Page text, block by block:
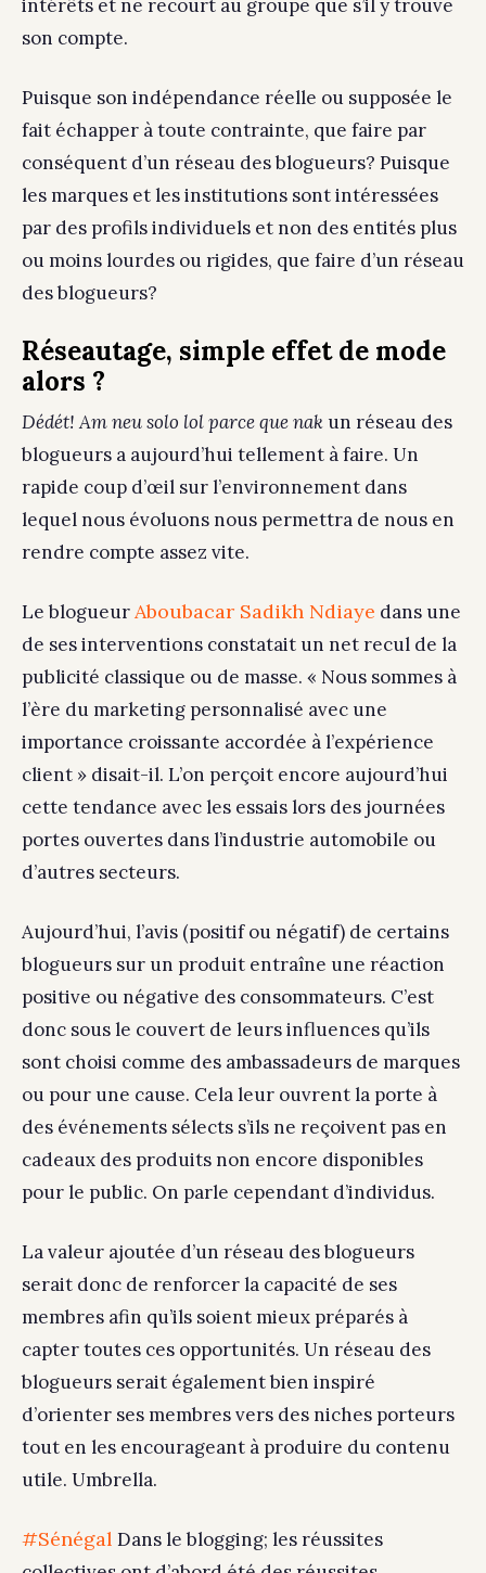
intérêts et ne recourt au groupe que s’il y trouve
son compte.
Puisque son indépendance réelle ou supposée le
fait échapper à toute contrainte, que faire par
conséquent d’un réseau des blogueurs? Puisque
les marques et les institutions sont intéressées
par des profils individuels et non des entités plus
ou moins lourdes ou rigides, que faire d’un réseau
des blogueurs?
Réseautage, simple effet de mode
alors ?
Dédét! Am neu solo lol parce que nak un réseau des
blogueurs a aujourd’hui tellement à faire. Un
rapide coup d’œil sur l’environnement dans
lequel nous évoluons nous permettra de nous en
rendre compte assez vite.
Le blogueurAboubacar Sadikh Ndiaye dans une
de ses interventions constatait un net recul de la
publicité classique ou de masse. « Nous sommes à
l’ère du marketing personnalisé avec une
importance croissante accordée à l’expérience
client » disait-il. L’on perçoit encore aujourd’hui
cette tendance avec les essais lors des journées
portes ouvertes dans l’industrie automobile ou
d’autres secteurs.
Aujourd’hui, l’avis (positif ou négatif) de certains
blogueurs sur un produit entraîne une réaction
positive ou négative des consommateurs. C’est
donc sous le couvert de leurs influences qu’ils
sont choisi comme des ambassadeurs de marques
ou pour une cause. Cela leur ouvrent la porte à
des événements sélects s’ils ne reçoivent pas en
cadeaux des produits non encore disponibles
pour le public. On parle cependant d’individus.
La valeur ajoutée d’un réseau des blogueurs
serait donc de renforcer la capacité de ses
membres afin qu’ils soient mieux préparés à
capter toutes ces opportunités. Un réseau des
blogueurs serait également bien inspiré
d’orienter ses membres vers des niches porteurs
tout en les encourageant à produire du contenu
utile. Umbrella.
#Sénégal Dans le blogging; les réussites